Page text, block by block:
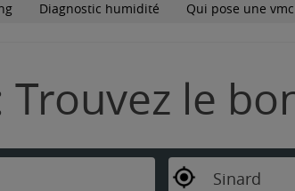
Diagnostic humidité Qui pose une vmc
Trouvez le
Sinard